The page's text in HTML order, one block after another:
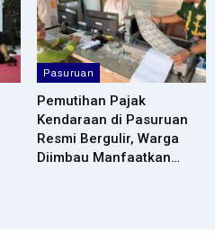
Pasuruan
Pemutihan Pajak
Kendaraan di Pasuruan
Resmi Bergulir, Warga
Diimbau Manfaatkan…